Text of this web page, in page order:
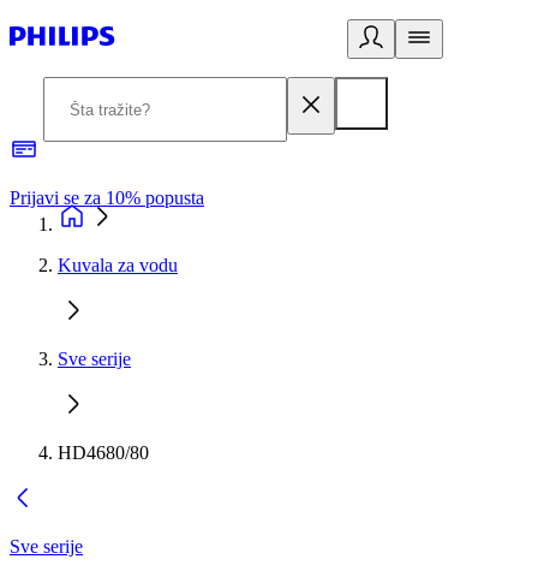
Prijavi se za 10% popusta
Kuvala za vodu
Sve serije
HD4680/80
Sve serije